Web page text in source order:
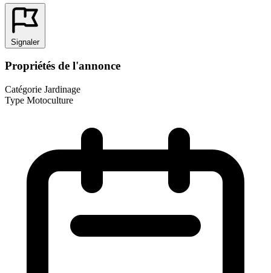
Signaler
Propriétés de l'annonce
Catégorie Jardinage
Type Motoculture